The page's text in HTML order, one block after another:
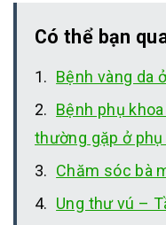
Có thể bạn
Bệnh vàng da
Bệnh phụ
thường gặp ở
Chăm sóc bà
Ung thư vú –